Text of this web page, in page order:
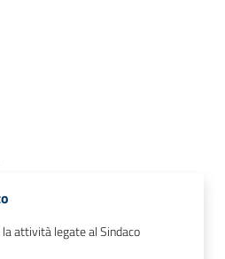
attività legate al Sindaco